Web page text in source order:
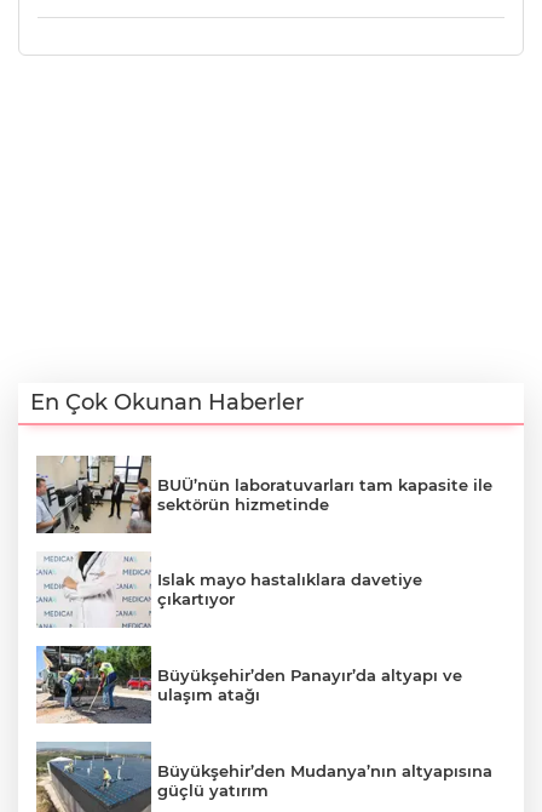
En Çok Okunan Haberler
BUÜ’nün laboratuvarları tam kapasite ile
sektörün hizmetinde
Islak mayo hastalıklara davetiye
çıkartıyor
Büyükşehir’den Panayır’da altyapı ve
ulaşım atağı
Büyükşehir’den Mudanya’nın altyapısına
güçlü yatırım